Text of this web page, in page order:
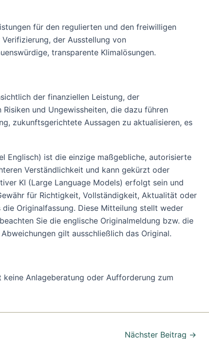
für den regulierten und den freiwilligen
der Ausstellung von
transparente Klimalösungen.
der finanziellen Leistung, der
und Ungewissheiten, die dazu führen
zukunftsgerichtete Aussagen zu aktualisieren, es
Englisch) ist die einzige maßgebliche, autorisierte
Verständlichkeit und kann gekürzt oder
KI (Large Language Models) erfolgt sein und
für Richtigkeit, Vollständigkeit, Aktualität oder
Originalfassung. Diese Mitteilung stellt weder
Sie die englische Originalmeldung bzw. die
gilt ausschließlich das Original.
Anlageberatung oder Aufforderung zum
Nächster Beitrag →